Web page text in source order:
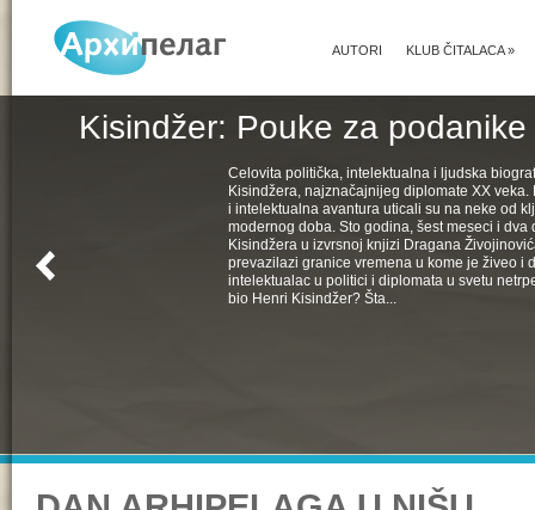
KLUB ČITALACA»
AUTORI
Kisindžer: Pouke za
Celovita politička, intelektualna i ljudska
Kisindžera, najznačajnijeg diplomate XX
i intelektualna avantura uticali su na neke od
modernog doba. Sto godina, šest meseci i dva
Kisindžera u izvrsnoj knjizi Dragana
prevazilazi granice vremena u kome je živeo i
intelektualac u politici i diplomata u svetu
bio Henri Kisindžer? Šta...